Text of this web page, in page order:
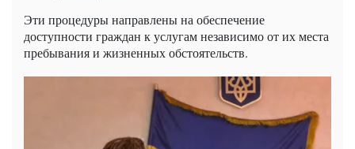
Эти процедуры направлены на обеспечение
доступности граждан к услугам независимо от их места
пребывания и жизненных обстоятельств.